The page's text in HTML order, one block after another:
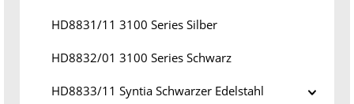
HD8831/11 3100 Series Silber
HD8832/01 3100 Series Schwarz
HD8833/11 Syntia Schwarzer Edelstahl